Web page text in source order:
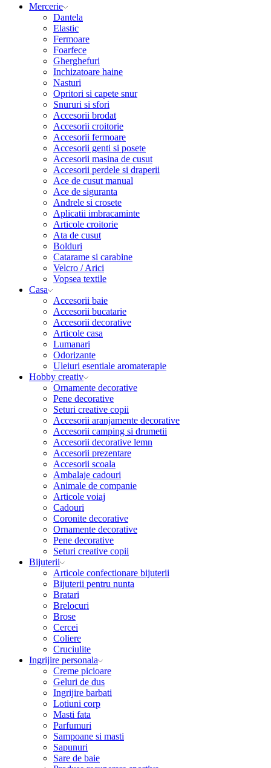
Mercerie
Dantela
Elastic
Fermoare
Foarfece
Gherghefuri
Inchizatoare haine
Nasturi
Opritori si capete snur
Snururi si sfori
Accesorii brodat
Accesorii croitorie
Accesorii fermoare
Accesorii genti si posete
Accesorii masina de cusut
Accesorii perdele si draperii
Ace de cusut manual
Ace de siguranta
Andrele si crosete
Aplicatii imbracaminte
Articole croitorie
Ata de cusut
Bolduri
Catarame si carabine
Velcro / Arici
Vopsea textile
Casa
Accesorii baie
Accesorii bucatarie
Accesorii decorative
Articole casa
Lumanari
Odorizante
Uleiuri esentiale aromaterapie
Hobby creativ
Ornamente decorative
Pene decorative
Seturi creative copii
Accesorii aranjamente decorative
Accesorii camping si drumetii
Accesorii decorative lemn
Accesorii prezentare
Accesorii scoala
Ambalaje cadouri
Animale de companie
Articole voiaj
Cadouri
Coronite decorative
Ornamente decorative
Pene decorative
Seturi creative copii
Bijuterii
Articole confectionare bijuterii
Bijuterii pentru nunta
Bratari
Brelocuri
Brose
Cercei
Coliere
Cruciulite
Ingrijire personala
Creme picioare
Geluri de dus
Ingrijire barbati
Lotiuni corp
Masti fata
Parfumuri
Sampoane si masti
Sapunuri
Sare de baie